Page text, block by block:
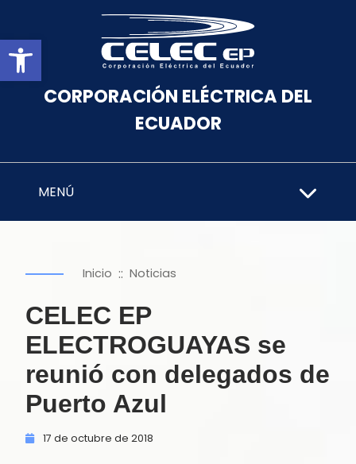
Abrir barra de herramientas
CORPORACIÓN ELÉCTRICA DEL
ECUADOR
MENÚ
Inicio :: Noticias
CELEC EP
ELECTROGUAYAS se
reunió con delegados de
Puerto Azul
17 de octubre de 2018